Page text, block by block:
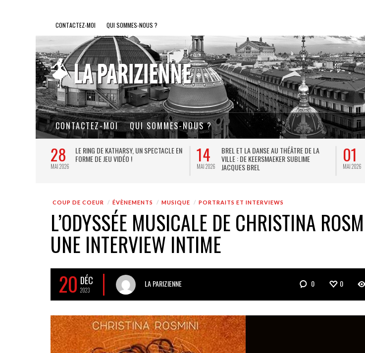
CONTACTEZ-MOI QUI SOMMES-NOUS ?
CONTACTEZ-MOI QUI SOMMES-NOUS ?
28
MAI 2026
LE RING DE KATHARSY, UN SPECTACLE EN
FORME DE JEU VIDÉO !
14
MAI 2026
BREL ET LA DANSE AU THÉÂTRE DE LA
VILLE : DE KEERSMAEKER SUBLIME
JACQUES BREL
01
MAI 2026
COUP DE COEUR ÉVÈNEMENTS MUSIQUE PORTRAITS ET INTERVIEWS
L’ODYSSÉE MUSICALE DE CHRISTINA
UNE INTERVIEW INTIME
20 DÉC
2023
LA PARIZIENNE 0 0